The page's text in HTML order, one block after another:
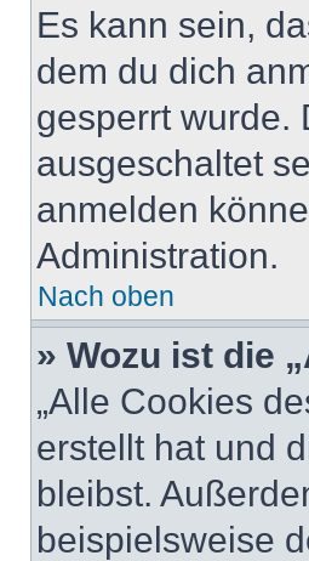
Es kann sein,
dem du dich
gesperrt wurde.
ausgeschaltet
anmelden
Administration.
Nach oben
» Wozu ist die
„Alle Cookies
erstellt hat und
bleibst.
beispielsweise